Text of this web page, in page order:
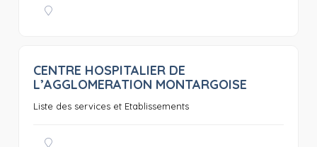
CENTRE HOSPITALIER DE
L’AGGLOMERATION MONTARGOISE
Liste des services et Etablissements